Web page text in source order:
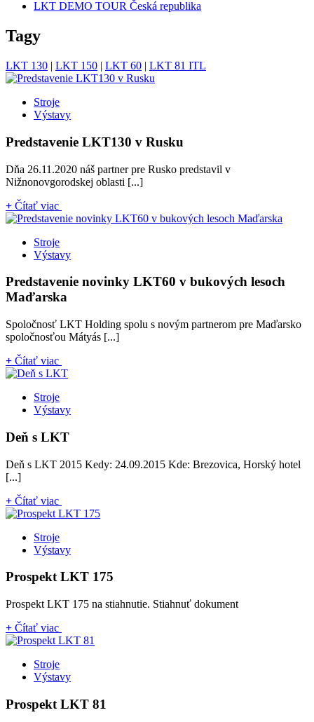
LKT DEMO TOUR Česká republika
Tagy
LKT 130 | LKT 150 | LKT 60 | LKT 81 ITL
Stroje
Výstavy
Predstavenie LKT130 v Rusku
Dňa 26.11.2020 náš partner pre Rusko predstavil v
Nižnonovgorodskej oblasti [...]
+ Čítať viac
Stroje
Výstavy
Predstavenie novinky LKT60 v bukových lesoch
Maďarska
Spoločnosť LKT Holding spolu s novým partnerom pre Maďarsko
spoločnosťou Mátyás [...]
+ Čítať viac
Stroje
Výstavy
Deň s LKT
Deň s LKT 2015 Kedy: 24.09.2015 Kde: Brezovica, Horský hotel
[...]
+ Čítať viac
Stroje
Výstavy
Prospekt LKT 175
Prospekt LKT 175 na stiahnutie. Stiahnuť dokument
+ Čítať viac
Stroje
Výstavy
Prospekt LKT 81